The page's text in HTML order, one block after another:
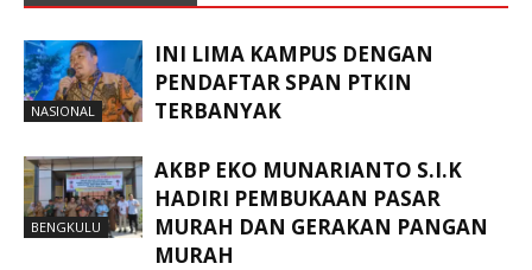
NASIONAL
INI LIMA KAMPUS DENGAN
PENDAFTAR SPAN PTKIN
TERBANYAK
BENGKULU
AKBP EKO MUNARIANTO S.I.K
HADIRI PEMBUKAAN PASAR
MURAH DAN GERAKAN PANGAN
MURAH